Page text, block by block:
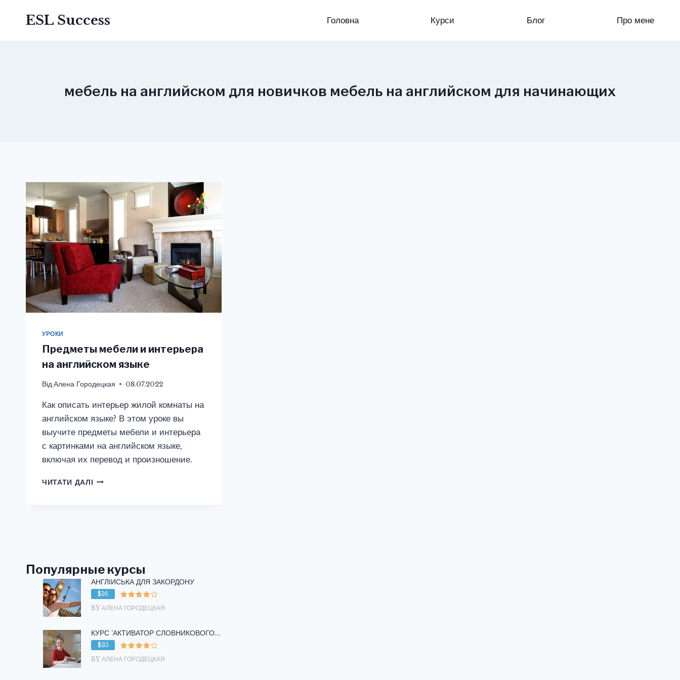
ESL Success Головна Курси Блог Про мене
мебель на английском для новичков мебель на английском для начинающих
УРОКИ
Предметы мебели и интерьера
на английском языке
ВідАлена Городецкая 08.07.2022
Как описать интерьер жилой комнаты на
английском языке? В этом уроке вы
выучите предметы мебели и интерьера
с картинками на английском языке,
включая их перевод и произношение.
ЧИТАТИ ДАЛІ ПРЕДМЕТЫ
Популярные курсы
АНГЛІЙСЬКА ДЛЯ ЗАКОРДОНУ
$16
BY АЛЕНА ГОРОДЕЦКАЯ
КУРС ‘АКТИВАТОР СЛОВНИКОВОГО...
$35
BY АЛЕНА ГОРОДЕЦКАЯ